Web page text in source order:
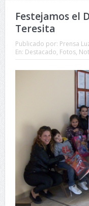
Festejamos el
Teresita
Publicado por: Prensa
En: Destacado, Fotos,